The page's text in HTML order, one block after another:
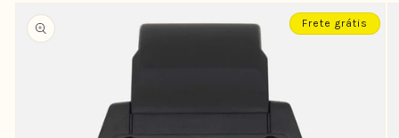
informações
Frete grátis